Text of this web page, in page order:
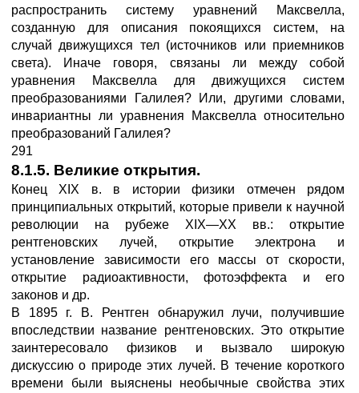
распространить систему уравнений Максвелла,
созданную для описания покоящихся систем, на
случай движущихся тел (источников или приемников
света). Иначе говоря, связаны ли между собой
уравнения Максвелла для движущихся систем
преобразованиями Галилея? Или, другими словами,
инвариантны ли уравнения Максвелла относительно
преобразований Галилея?
291
8.1.5. Великие открытия.
Конец XIX в. в истории физики отмечен рядом
принципиальных открытий, которые привели к научной
революции на рубеже XIX—XX вв.: открытие
рентгеновских лучей, открытие электрона и
установление зависимости его массы от скорости,
открытие радиоактивности, фотоэффекта и его
законов и др.
В 1895 г. В. Рентген обнаружил лучи, получившие
впоследствии название рентгеновских. Это открытие
заинтересовало физиков и вызвало широкую
дискуссию о природе этих лучей. В течение короткого
времени были выяснены необычные свойства этих